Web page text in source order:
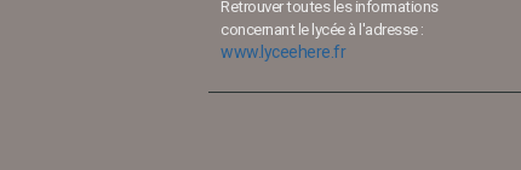
Retrouver toutes les informations
concernant le lycée à l'adresse :
www.lyceehere.fr